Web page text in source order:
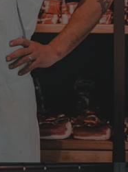
werde ich Sie
zu nehmen.
die Transportkosten
Grüßen Jörg
4.8.2026
Geschmack
4.8.2026